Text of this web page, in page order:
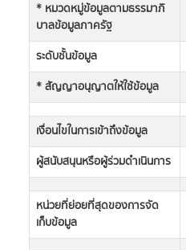
* หมวดหมู่ข้อมูลตามธรรมาภิ
บาลข้อมูลภาครัฐ
ระดับชั้นข้อมูล
* สัญญาอนุญาตให้ใช้ข้อมูล
เงื่อนไขในการเข้าถึงข้อมูล
ผู้สนับสนุนหรือผู้ร่วมดำเนินการ
หน่วยที่ย่อยที่สุดของการจัด
เก็บข้อมูล